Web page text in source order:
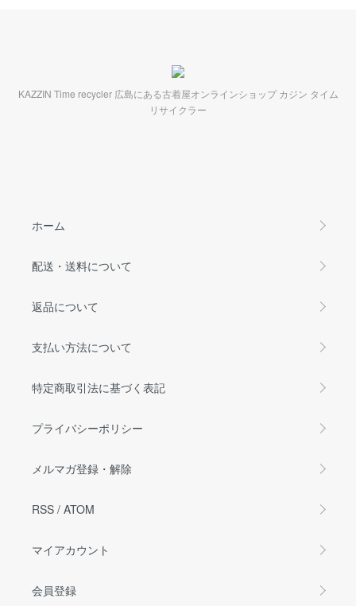
KAZZIN Time recycler 広島にある古着屋オンラインショップ カジン タイム
リサイクラー
ホーム
配送・送料について
返品について
支払い方法について
特定商取引法に基づく表記
プライバシーポリシー
メルマガ登録・解除
RSS / ATOM
マイアカウント
会員登録